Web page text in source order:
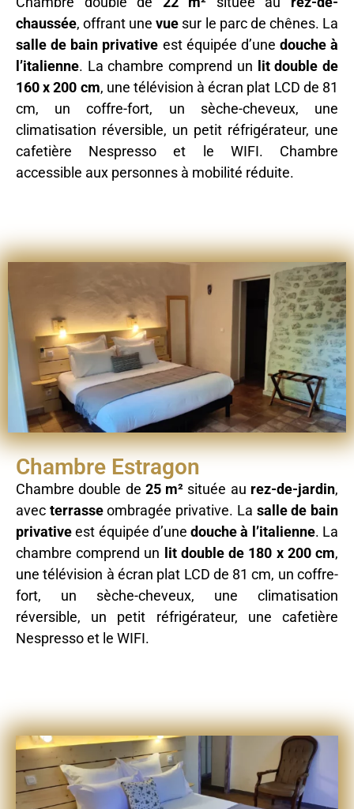
chaussée, offrant unevue sur le parc de chênes. La
salle de bain privative est équipée d’une douche à
l’italienne. La chambre comprend un
lit double de
160 x 200 cm, une télévision à écran plat LCD de 81
cm, un coffre-fort, un sèche-cheveux, une
climatisation réversible, un petit réfrigérateur, une
cafetière Nespresso et le WIFI. Chambre
accessible aux personnes à mobilité réduite.
Chambre Estragon
Chambre double de 25 m² située au rez-de-jardin,
avec terrasseombragée privative. La salle de bain
privativeest équipée d’unedouche à l’italienne. La
chambre comprend un lit double de 180 x 200 cm,
une télévision à écran plat LCD de 81 cm, un coffre-
fort, un sèche-cheveux, une climatisation
réversible, un petit réfrigérateur, une cafetière
Nespresso et le WIFI.